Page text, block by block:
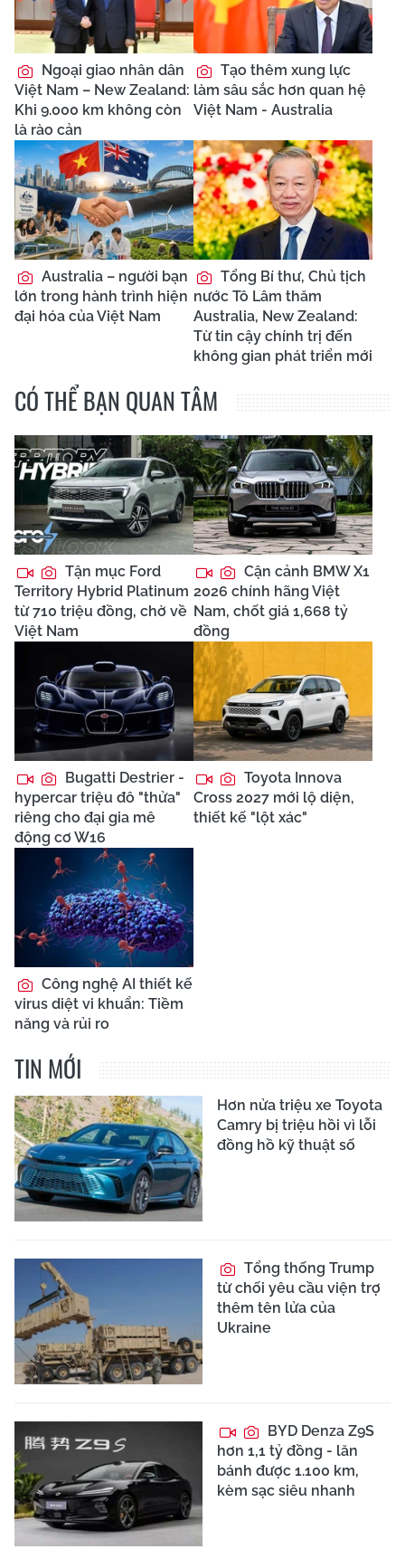
Ngoại giao nhân dân
Việt Nam – New Zealand:
Khi 9.000 km không còn
là rào cản
Tạo thêm xung lực
làm sâu sắc hơn quan hệ
Việt Nam - Australia
Australia – người bạn
lớn trong hành trình hiện
đại hóa của Việt Nam
Tổng Bí thư, Chủ tịch
nước Tô Lâm thăm
Australia, New Zealand:
Từ tin cậy chính trị đến
không gian phát triển mới
CÓ THỂ BẠN QUAN TÂM
Tận mục Ford
Territory Hybrid Platinum
từ 710 triệu đồng, chờ về
Việt Nam
Cận cảnh BMW X1
2026 chính hãng Việt
Nam, chốt giá 1,668 tỷ
đồng
Bugatti Destrier -
hypercar triệu đô "thửa"
riêng cho đại gia mê
động cơ W16
Toyota Innova
Cross 2027 mới lộ diện,
thiết kế "lột xác"
Công nghệ AI thiết kế
virus diệt vi khuẩn: Tiềm
năng và rủi ro
TIN MỚI
Hơn nửa triệu xe Toyota
Camry bị triệu hồi vì lỗi
đồng hồ kỹ thuật số
Tổng thống Trump
từ chối yêu cầu viện trợ
thêm tên lửa của
Ukraine
BYD Denza Z9S
hơn 1,1 tỷ đồng - lăn
bánh được 1.100 km,
kèm sạc siêu nhanh